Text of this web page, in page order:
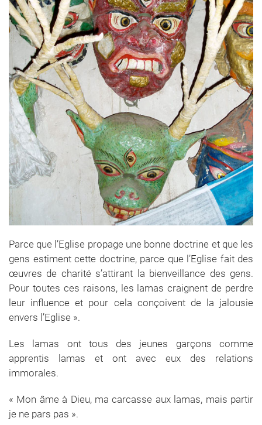
Parce que l’Eglise propage une bonne doctrine et que les
gens estiment cette doctrine, parce que l’Eglise fait des
œuvres de charité s’attirant la bienveillance des gens.
Pour toutes ces raisons, les lamas craignent de perdre
leur influence et pour cela conçoivent de la jalousie
envers l’Eglise ».
Les lamas ont tous des jeunes garçons comme
apprentis lamas et ont avec eux des relations
immorales.
« Mon âme à Dieu, ma carcasse aux lamas, mais partir
je ne pars pas ».